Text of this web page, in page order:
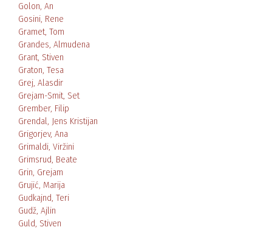
Golon, An
Gosini, Rene
Gramet, Tom
Grandes, Almudena
Grant, Stiven
Graton, Tesa
Grej, Alasdir
Grejam-Smit, Set
Grember, Filip
Grendal, Jens Kristijan
Grigorjev, Ana
Grimaldi, Viržini
Grimsrud, Beate
Grin, Grejam
Grujić, Marija
Gudkajnd, Teri
Gudž, Ajlin
Guld, Stiven